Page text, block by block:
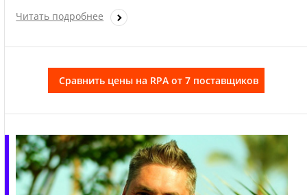
Читать подробнее
Сравнить цены на RPA от 7 поставщиков